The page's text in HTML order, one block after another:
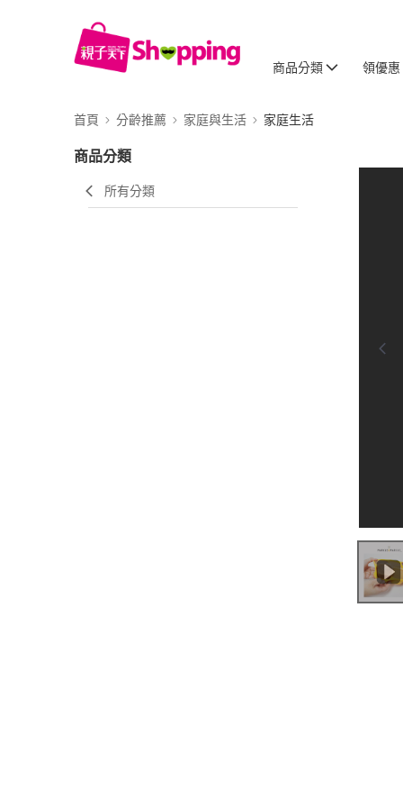
商品分類 領優惠
首頁 分齡推薦 家庭與生活 家庭生活
商品分類
所有分類